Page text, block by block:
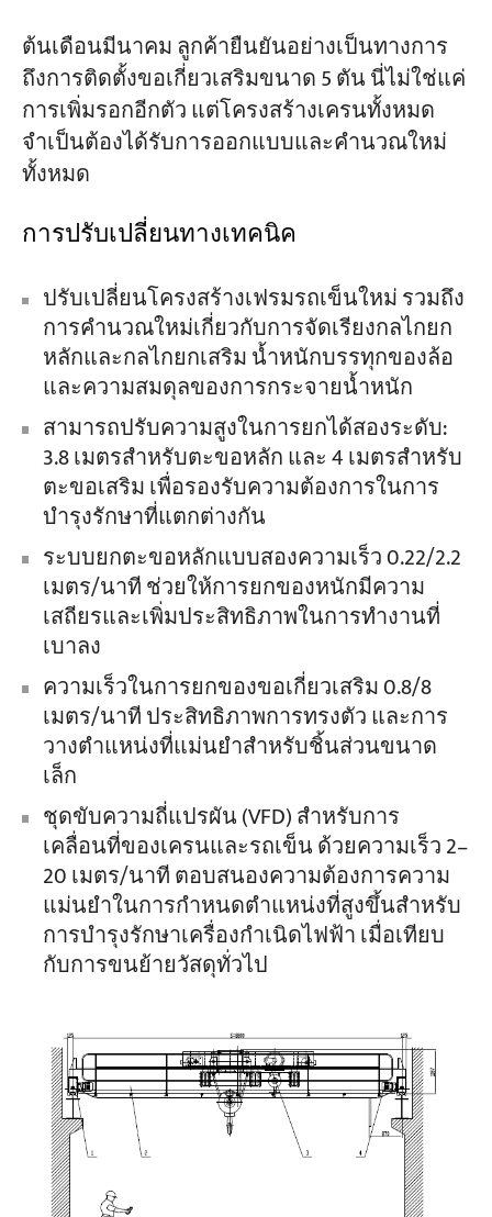
ต้นเดือนมีนาคม ลูกค้ายืนยันอย่างเป็นทางการ
ถึงการติดตั้งขอเกี่ยวเสริมขนาด 5 ตัน นี่ไม่ใช่แค่
การเพิ่มรอกอีกตัว แต่โครงสร้างเครนทั้งหมด
จำเป็นต้องได้รับการออกแบบและคำนวณใหม่
ทั้งหมด
การปรับเปลี่ยนทางเทคนิค
ปรับเปลี่ยนโครงสร้างเฟรมรถเข็นใหม่ รวมถึง
การคำนวณใหม่เกี่ยวกับการจัดเรียงกลไกยก
หลักและกลไกยกเสริม น้ำหนักบรรทุกของล้อ
และความสมดุลของการกระจายน้ำหนัก
สามารถปรับความสูงในการยกได้สองระดับ:
3.8 เมตรสำหรับตะขอหลัก และ 4 เมตรสำหรับ
ตะขอเสริม เพื่อรองรับความต้องการในการ
บำรุงรักษาที่แตกต่างกัน
ระบบยกตะขอหลักแบบสองความเร็ว 0.22/2.2
เมตร/นาที ช่วยให้การยกของหนักมีความ
เสถียรและเพิ่มประสิทธิภาพในการทำงานที่
เบาลง
ความเร็วในการยกของขอเกี่ยวเสริม 0.8/8
เมตร/นาที ประสิทธิภาพการทรงตัว และการ
วางตำแหน่งที่แม่นยำสำหรับชิ้นส่วนขนาด
เล็ก
ชุดขับความถี่แปรผัน (VFD) สำหรับการ
เคลื่อนที่ของเครนและรถเข็น ด้วยความเร็ว 2–
20 เมตร/นาที ตอบสนองความต้องการความ
แม่นยำในการกำหนดตำแหน่งที่สูงขึ้นสำหรับ
การบำรุงรักษาเครื่องกำเนิดไฟฟ้า เมื่อเทียบ
กับการขนย้ายวัสดุทั่วไป